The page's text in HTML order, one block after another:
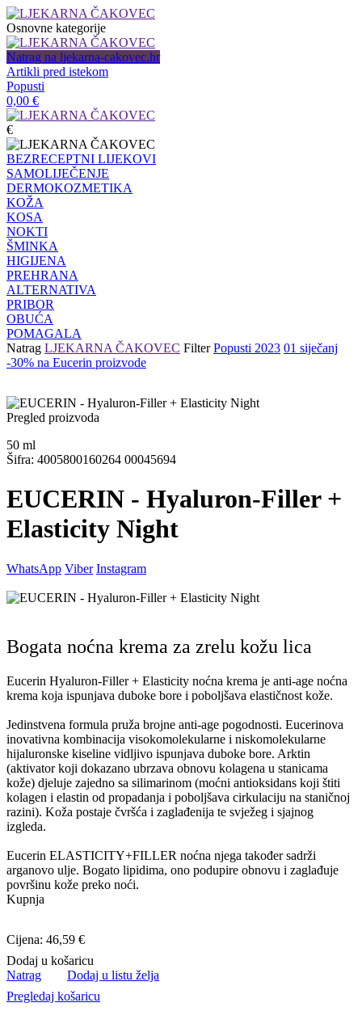
Osnovne kategorije
Natrag na ljekarna-cakovec.hr
Artikli pred istekom
Popusti
0,00 €
€
BEZRECEPTNI LIJEKOVI
SAMOLIJEČENJE
DERMOKOZMETIKA
KOŽA
KOSA
NOKTI
ŠMINKA
HIGIJENA
PREHRANA
ALTERNATIVA
PRIBOR
OBUĆA
POMAGALA
Natrag LJEKARNA ČAKOVEC Filter Popusti 2023 01 siječanj
-30% na Eucerin proizvode
Pregled proizvoda
50 ml
Šifra: 4005800160264 00045694
EUCERIN - Hyaluron-Filler +
Elasticity Night
WhatsApp Viber Instagram
Bogata noćna krema za zrelu kožu lica
Eucerin Hyaluron-Filler + Elasticity noćna krema je anti-age noćna
krema koja ispunjava duboke bore i poboljšava elastičnost kože.
Jedinstvena formula pruža brojne anti-age pogodnosti. Eucerinova
inovativna kombinacija visokomolekularne i niskomolekularne
hijaluronske kiseline vidljivo ispunjava duboke bore. Arktin
(aktivator koji dokazano ubrzava obnovu kolagena u stanicama
kože) djeluje zajedno sa silimarinom (moćni antioksidans koji štiti
kolagen i elastin od propadanja i poboljšava cirkulaciju na staničnoj
razini). Koža postaje čvršća i zaglađenija te svježeg i sjajnog
izgleda.
Eucerin ELASTICITY+FILLER noćna njega također sadrži
arganovo ulje. Bogato lipidima, ono podupire obnovu i zaglađuje
površinu kože preko noći.
Kupnja
Cijena: 46,59 €
Dodaj u košaricu
Natrag
Dodaj u listu želja
Pregledaj košaricu